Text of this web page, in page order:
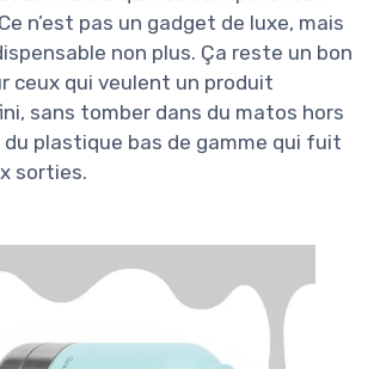
n’est pas un gadget de luxe, mais
non plus. Ça reste un bon
ceux qui veulent un produit
sans tomber dans du matos hors
du plastique bas de gamme qui fuit
sorties.